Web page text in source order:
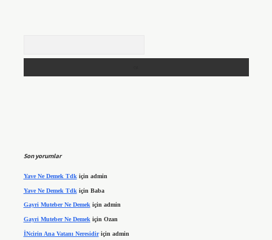
Son yorumlar
Yave Ne Demek Tdk için admin
Yave Ne Demek Tdk için Baba
Gayri Muteber Ne Demekiçin admin
Gayri Muteber Ne Demek için Ozan
İNcirin Ana Vatanı Neresidiriçin admin